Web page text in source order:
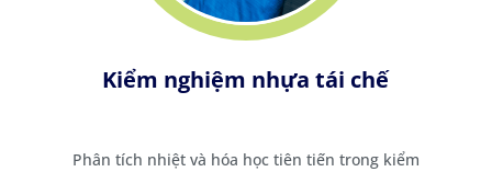
Kiểm nghiệm nhựa tái chế
Phân tích nhiệt và hóa học tiên tiến trong kiểm